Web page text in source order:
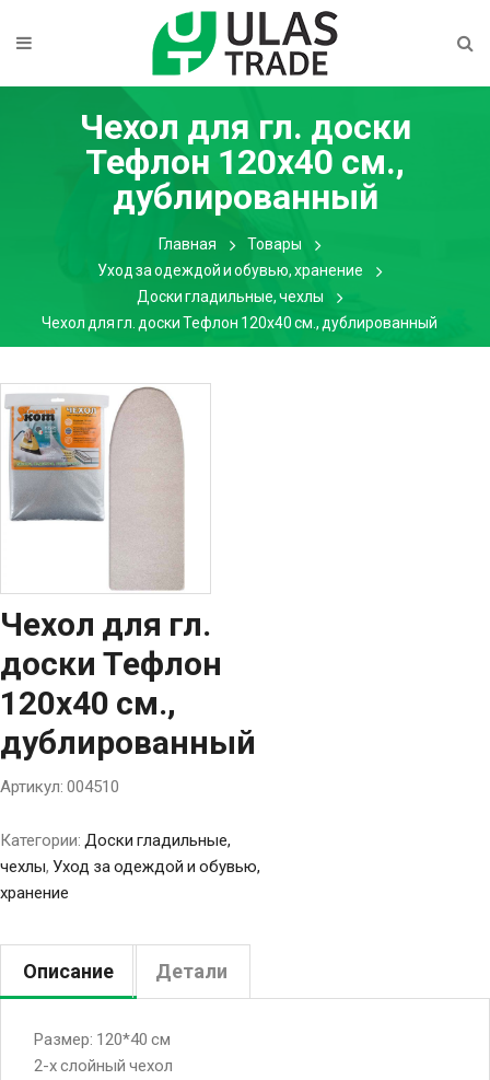
Чехол для гл. доски
Тефлон 120х40 см.,
дублированный
Главная
Товары
Уход за одеждой и обувью, хранение
Доски гладильные, чехлы
Чехол для гл. доски Тефлон 120х40 см., дублированный
Чехол для гл.
доски Тефлон
120х40 см.,
дублированный
Артикул: 004510
Категории: Доски гладильные,
чехлы, Уход за одеждой и обувью,
хранение
Описание Детали
Размер: 120*40 см
2-х слойный чехол